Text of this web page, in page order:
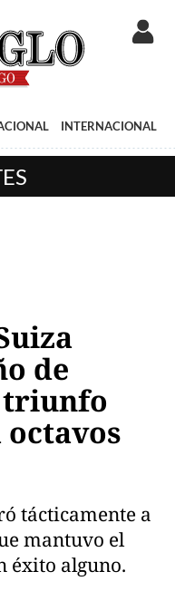
INTERNACIONAL
de
triunfo
tácticamente a
mantuvo el
éxito alguno.